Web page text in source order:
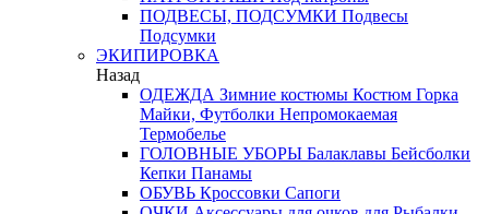
ПОДВЕСЫ, ПОДСУМКИ Подвесы
Подсумки
ЭКИПИРОВКА
Назад
ОДЕЖДА Зимние костюмы Костюм Горка
Майки, Футболки Непромокаемая
Термобелье
ГОЛОВНЫЕ УБОРЫ Балаклавы Бейсболки
Кепки Панамы
ОБУВЬ Кроссовки Сапоги